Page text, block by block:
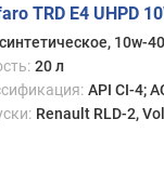
TRD E4 UHPD
синтетическое, 10w-40
20 л
API CI-4;
Renault RLD-2,